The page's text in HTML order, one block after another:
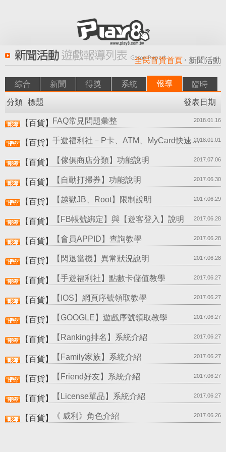
全民百貨首頁 新聞活動
綜合 新聞 得獎 系統 報導 臨時
分類 標題 發表日期
【百貨】FAQ常見問題彙整 2018.01.16
【百貨】 手遊福利社－P卡、ATM、MyCard快速儲值！A…
2018.01.01
【百貨】 【傢俱商店分類】功能說明 2017.07.06
【百貨】 【自動打掃券】功能說明 2017.06.30
【百貨】 【越獄JB、Root】限制說明 2017.06.29
【百貨】 【FB帳號綁定】與【遊客登入】說明 2017.06.28
【百貨】 【會員APPID】查詢教學 2017.06.28
【百貨】 【閃退當機】異常狀況說明 2017.06.28
【百貨】 【手遊福利社】點數卡儲值教學 2017.06.27
【百貨】 【IOS】網頁序號領取教學 2017.06.27
【百貨】 【GOOGLE】遊戲序號領取教學 2017.06.27
【百貨】 【Ranking排名】系統介紹 2017.06.27
【百貨】 【Family家族】系統介紹 2017.06.27
【百貨】 【Friend好友】系統介紹 2017.06.27
【百貨】 【License單品】系統介紹 2017.06.27
【百貨】 《 威利》角色介紹 2017.06.26